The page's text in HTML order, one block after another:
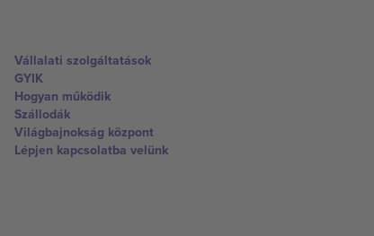
Vállalati szolgáltatások
GYIK
Hogyan működik
Szállodák
Világbajnokság központ
Lépjen kapcsolatba velünk